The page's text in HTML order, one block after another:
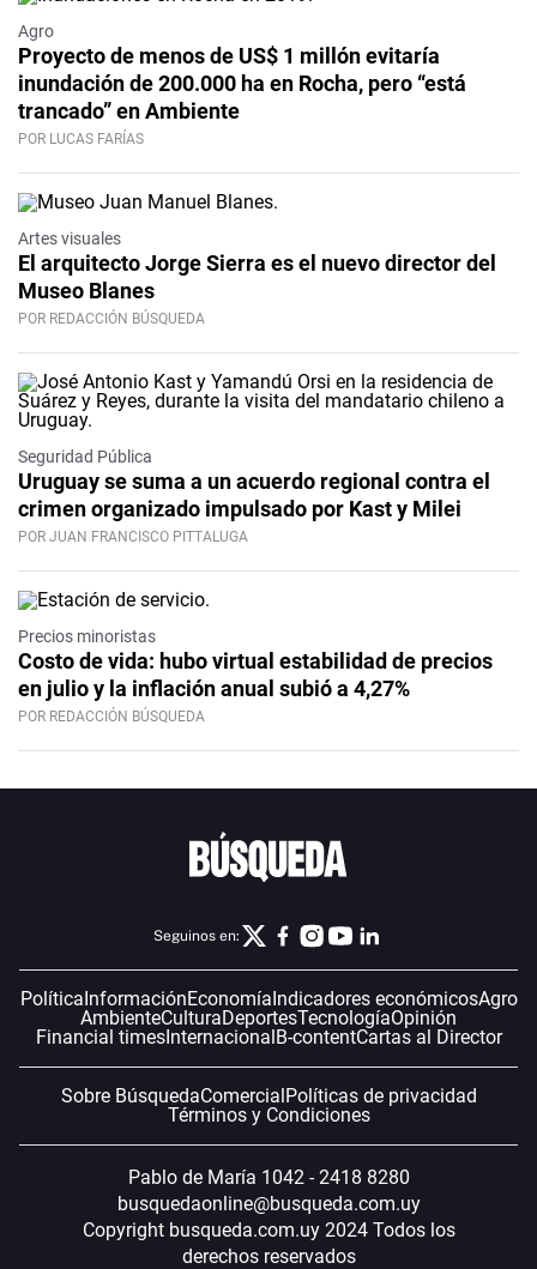
Agro
Proyecto de menos de US$ 1 millón evitaría
inundación de 200.000 ha en Rocha, pero “está
trancado” en Ambiente
POR LUCAS FARÍAS
Artes visuales
El arquitecto Jorge Sierra es el nuevo director del
Museo Blanes
POR REDACCIÓN BÚSQUEDA
Seguridad Pública
Uruguay se suma a un acuerdo regional contra el
crimen organizado impulsado por Kast y Milei
POR JUAN FRANCISCO PITTALUGA
Precios minoristas
Costo de vida: hubo virtual estabilidad de precios
en julio y la inflación anual subió a 4,27%
POR REDACCIÓN BÚSQUEDA
Seguinos en:
PolíticaInformaciónEconomíaIndicadores económicosAgro
AmbienteCulturaDeportesTecnologíaOpinión
Financial timesInternacionalB-contentCartas al Director
Sobre BúsquedaComercialPolíticas de privacidad
Términos y Condiciones
Pablo de María 1042 - 2418 8280
busquedaonline@busqueda.com.uy
Copyright busqueda.com.uy 2024 Todos los
derechos reservados